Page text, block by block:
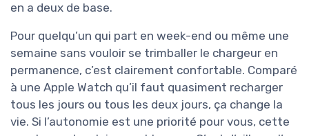
en a deux de base.
Pour quelqu’un qui part en week-end ou même une
semaine sans vouloir se trimballer le chargeur en
permanence, c’est clairement confortable. Comparé
à une Apple Watch qu’il faut quasiment recharger
tous les jours ou tous les deux jours, ça change la
vie. Si l’autonomie est une priorité pour vous, cette